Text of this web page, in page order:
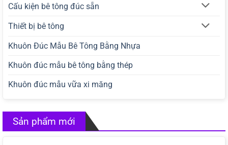
Cấu kiện bê tông đúc sẵn
Thiết bị bê tông
Khuôn Đúc Mẫu Bê Tông Bằng Nhựa
Khuôn đúc mẫu bê tông bằng thép
Khuôn đúc mẫu vữa xi măng
Sản phẩm mới